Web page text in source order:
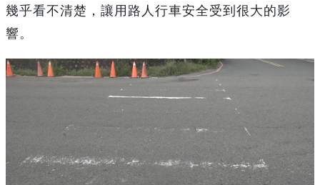
幾乎看不清楚，讓用路人行車安全受到很大的影
響。